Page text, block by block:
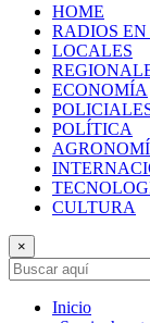
HOME
RADIOS
LOCALES
ECONOMÍA
POLÍTICA
CULTURA
×
Inicio